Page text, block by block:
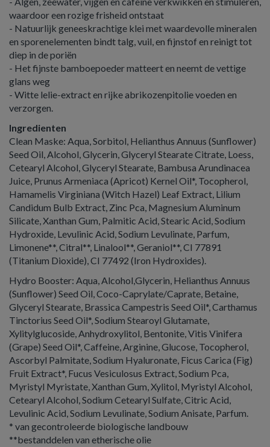
waardoor een rozige frisheid ontstaat
- Natuurlijk geneeskrachtige klei met waardevolle mineralen
en sporenelementen bindt talg, vuil, en fijnstof en reinigt tot
diep in de poriën
- Het fijnste bamboepoeder matteert en neemt de vettige
glans weg
- Witte lelie-extract en rijke abrikozenpitolie voeden en
verzorgen.
Ingredienten
Clean Maske: Aqua, Sorbitol, Helianthus Annuus (Sunflower)
Seed Oil, Alcohol, Glycerin, Glyceryl Stearate Citrate, Loess,
Cetearyl Alcohol, Glyceryl Stearate, Bambusa Arundinacea
Juice, Prunus Armeniaca (Apricot) Kernel Oil*, Tocopherol,
Hamamelis Virginiana (Witch Hazel) Leaf Extract, Lilium
Candidum Bulb Extract, Zinc Pca, Magnesium Aluminum
Silicate, Xanthan Gum, Palmitic Acid, Stearic Acid, Sodium
Hydroxide, Levulinic Acid, Sodium Levulinate, Parfum,
Limonene**, Citral**, Linalool**, Geraniol**, CI 77891
(Titanium Dioxide), CI 77492 (Iron Hydroxides).
Hydro Booster: Aqua, Alcohol,Glycerin, Helianthus Annuus
(Sunflower) Seed Oil, Coco-Caprylate/Caprate, Betaine,
Glyceryl Stearate, Brassica Campestris Seed Oil*, Carthamus
Tinctorius Seed Oil*, Sodium Stearoyl Glutamate,
Xylitylglucoside, Anhydroxylitol, Bentonite, Vitis Vinifera
(Grape) Seed Oil*, Caffeine, Arginine, Glucose, Tocopherol,
Ascorbyl Palmitate, Sodium Hyaluronate, Ficus Carica (Fig)
Fruit Extract*, Fucus Vesiculosus Extract, Sodium Pca,
Myristyl Myristate, Xanthan Gum, Xylitol, Myristyl Alcohol,
Cetearyl Alcohol, Sodium Cetearyl Sulfate, Citric Acid,
Levulinic Acid, Sodium Levulinate, Sodium Anisate, Parfum.
* van gecontroleerde biologische landbouw
**bestanddelen van etherische olie